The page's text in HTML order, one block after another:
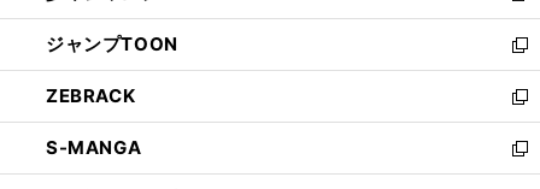
開
く
ウ
で
開
く
ン
ド
ウ
で
開
く
ウ
ィ
ン
ド
ウ
で
開
し
い
ウ
ィ
ン
ド
ウ
ジャンプTOON
新
し
い
ウ
ィ
ン
ZEBRACK
新
し
い
ウ
S-MANGA
新
し